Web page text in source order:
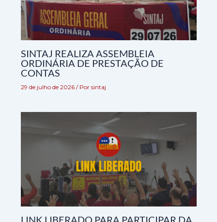
SINTAJ REALIZA ASSEMBLEIA
ORDINÁRIA DE PRESTAÇÃO DE
CONTAS
29 de julho de 2026 / Por sintaj